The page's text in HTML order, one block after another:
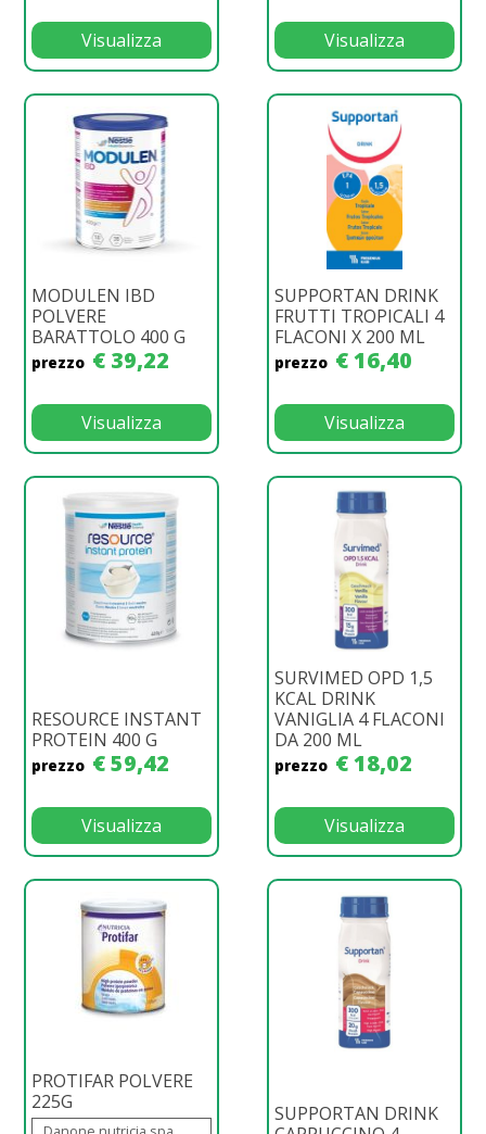
Visualizza Visualizza
MODULEN IBD
POLVERE
BARATTOLO 400 G
prezzo € 39,22
Visualizza
SUPPORTAN DRINK
FRUTTI TROPICALI 4
FLACONI X 200 ML
prezzo € 16,40
Visualizza
RESOURCE INSTANT
PROTEIN 400 G
prezzo € 59,42
Visualizza
SURVIMED OPD 1,5
KCAL DRINK
VANIGLIA 4 FLACONI
DA 200 ML
prezzo € 18,02
Visualizza
PROTIFAR POLVERE
225G
SUPPORTAN DRINK